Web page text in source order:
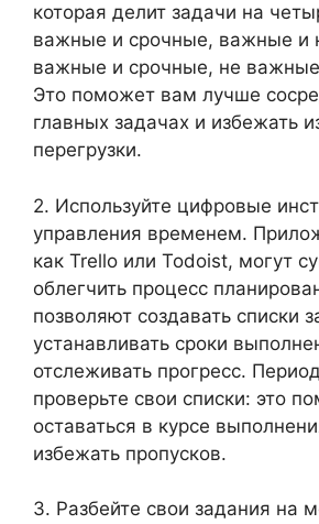
которая делит задачи на
важные и срочные, важные и
важные и срочные, не
Это поможет вам лучше
главных задачах и избежать
перегрузки.
2. Используйте цифровые
управления временем.
как Trello или Todoist, могут
облегчить процесс
позволяют создавать списки
устанавливать сроки
отслеживать прогресс.
проверьте свои списки: это
оставаться в курсе
избежать пропусков.
3. Разбейте свои задания на